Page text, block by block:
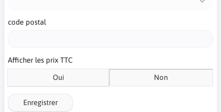
code postal
Afficher les prix TTC
Oui Non
Enregistrer